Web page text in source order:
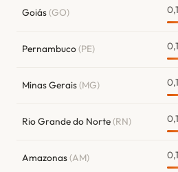
Goiás(GO)
Pernambuco(PE)
Minas Gerais(MG)
Rio Grande do Norte(RN)
Amazonas(AM)